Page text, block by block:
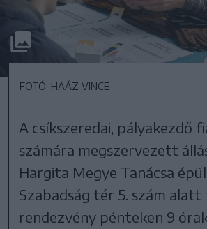
FOTÓ: HAÁZ VINCE
A csíkszeredai, pályakezdő
számára megszervezett
Hargita Megye Tanácsa
Szabadság tér 5. szám
rendezvény pénteken 9